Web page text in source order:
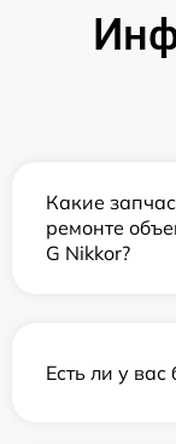
Какие
ремонте
G Nikkor?
Есть ли у